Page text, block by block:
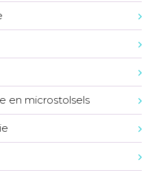
en microstolsels